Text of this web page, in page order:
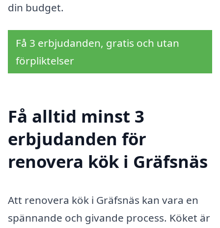
din budget.
Få 3 erbjudanden, gratis och utan
förpliktelser
Få alltid minst 3
erbjudanden för
renovera kök i Gräfsnäs
Att renovera kök i Gräfsnäs kan vara en
spännande och givande process. Köket är